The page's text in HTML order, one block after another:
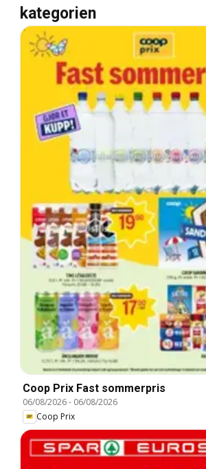
kategorien
Coop Prix Fast sommerpris
06/08/2026- 06/08/2026
Coop Prix